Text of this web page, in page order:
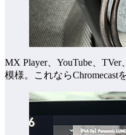
MX Player、YouTube、
模様。これならChromecast